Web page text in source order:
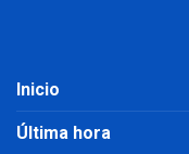
Inicio
Última hora